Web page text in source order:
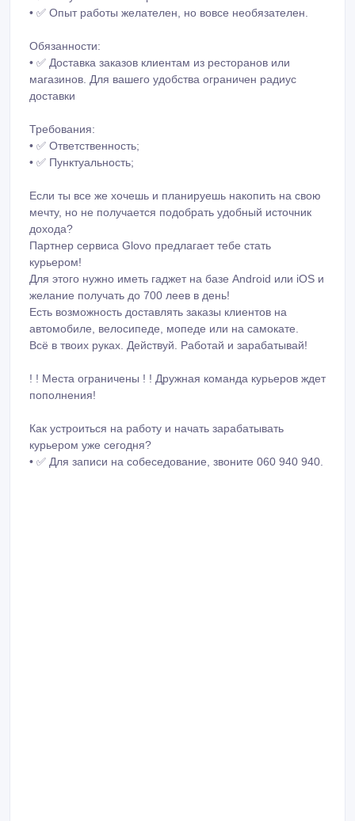
• ✅ Опыт работы желателен, но вовсе необязателен.
Обязанности:
• ✅ Доставка заказов клиентам из ресторанов или
магазинов. Для вашего удобства ограничен радиус
доставки
Требования:
• ✅ Ответственность;
• ✅ Пунктуальность;
Если ты все же хочешь и планируешь накопить на свою
мечту, но не получается подобрать удобный источник
дохода?
Партнер сервиса Glovo предлагает тебе стать
курьером!
Для этого нужно иметь гаджет на базе Android или iOS и
желание получать до 700 леев в день!
Есть возможность доставлять заказы клиентов на
автомобиле, велосипеде, мопеде или на самокате.
Всё в твоих руках. Действуй. Работай и зарабатывай!
! ! Места ограничены ! ! Дружная команда курьеров ждет
пополнения!
Как устроиться на работу и начать зарабатывать
курьером уже сегодня?
• ✅ Для записи на собеседование, звоните 060 940 940.